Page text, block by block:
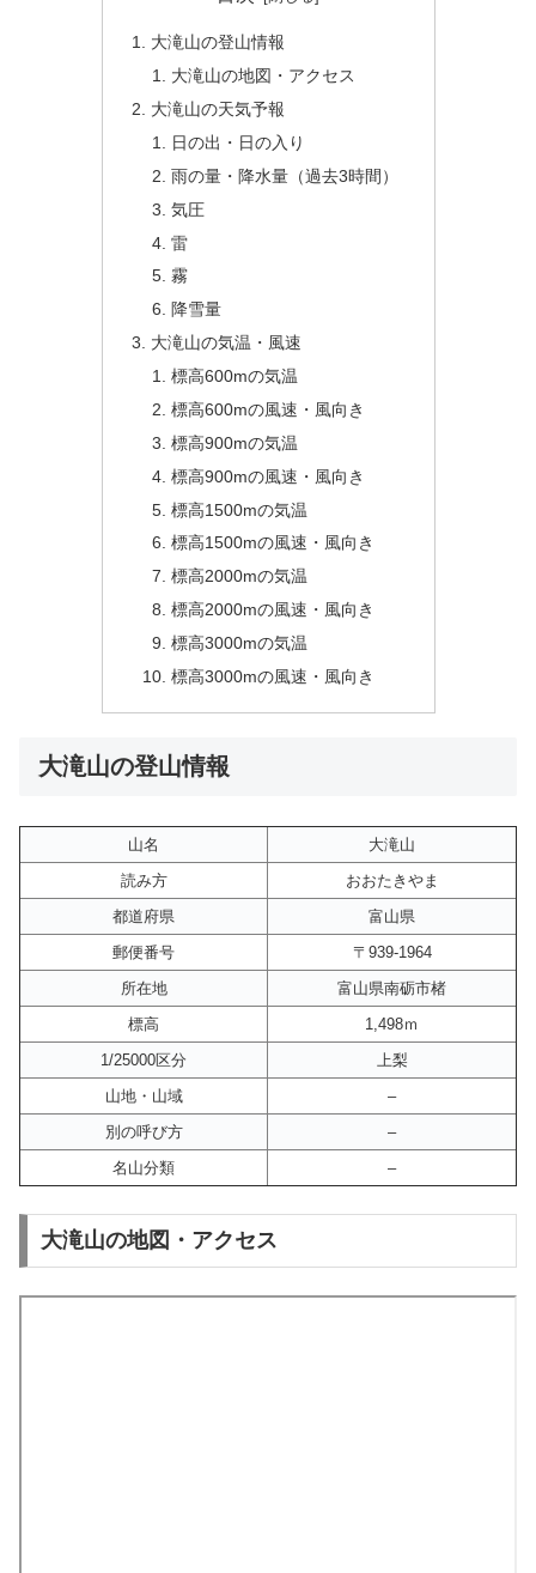
大滝山の登山情報
大滝山の地図・アクセス
大滝山の天気予報
日の出・日の入り
雨の量・降水量（過去3時間）
気圧
雷
霧
降雪量
大滝山の気温・風速
標高600mの気温
標高600mの風速・風向き
標高900mの気温
標高900mの風速・風向き
標高1500mの気温
標高1500mの風速・風向き
標高2000mの気温
標高2000mの風速・風向き
標高3000mの気温
標高3000mの風速・風向き
大滝山の登山情報
山名
大滝山
読み方
おおたきやま
都道府県
富山県
郵便番号
〒939-1964
所在地
富山県南砺市楮
標高
1,498ｍ
1/25000区分
上梨
山地・山域
–
別の呼び方
–
名山分類
–
大滝山の地図・アクセス